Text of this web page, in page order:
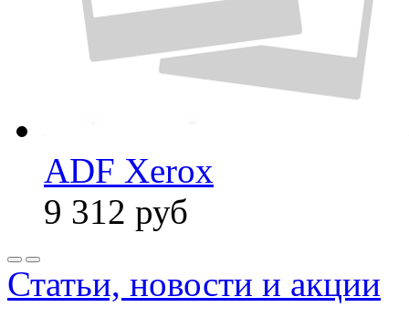
ADF Xerox
9 312 руб
Статьи, новости и акции